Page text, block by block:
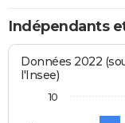
Indépendants
Données 2022
l'Insee)
10